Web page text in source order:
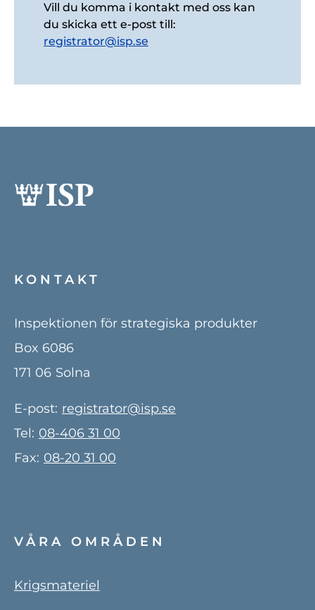
Vill du komma i kontakt med oss kan
du skicka ett e-post till:
registrator@isp.se
KONTAKT
Inspektionen för strategiska produkter
Box 6086
171 06 Solna
E-post: registrator@isp.se
Tel: 08-406 31 00
Fax: 08-20 31 00
VÅRA OMRÅDEN
Krigsmateriel